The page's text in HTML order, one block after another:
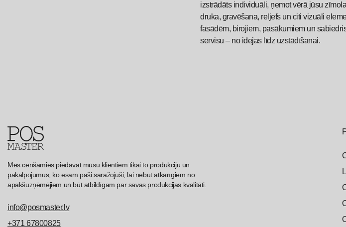
Turētāji
izstrādāts individuāli, ņemot vērā jūsu
druka, gravēšana, reljefs un citi vizuāli
fasādēm, birojiem, pasākumiem un
servisu – no idejas līdz uzstādīšanai.
Mēs cenšamies piedāvāt mūsu klientiem tikai to produkciju un
pakalpojumus, ko esam paši saražojuši, lai nebūt atkarīgiem no
apakšuzņēmējiem un būt atbildīgam par savas produkcijas kvalitāti.
info@posmaster.lv
+371 67800825